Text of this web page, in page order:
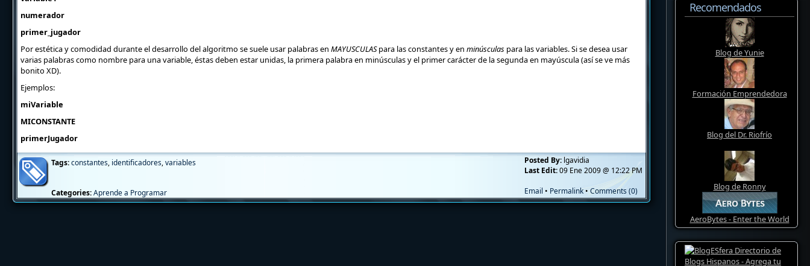
numerador
primer_jugador
Por estética y comodidad durante el desarrollo del algoritmo se suele usar palabras en MAYUSCULASpara las constantes y en minúsculaspara las variables. Si se desea usar
varias palabras como nombre para una variable, éstas deben estar unidas, la primera palabra en minúsculas y el primer carácter de la segunda en mayúscula (así se ve más
bonito XD).
Ejemplos:
miVariable
MICONSTANTE
primerJugador
Posted By: lgavidia
Last Edit:09 Ene 2009 @ 12:22 PM
Email • Permalink•Comments (0)
Tags:constantes, identificadores,variables
Categories: Aprende a Programar
Recomendados
Blog de Yunie
Formación Emprendedora
Blog del Dr. Riofrío
Blog de Ronny
AeroBytes - Enter the World